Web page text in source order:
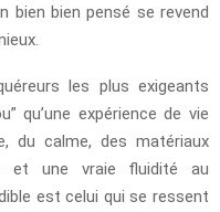
bien bien pensé se revend
les plus exigeants
qu’une expérience de vie
du calme, des matériaux
et une vraie fluidité au
est celui qui se ressent